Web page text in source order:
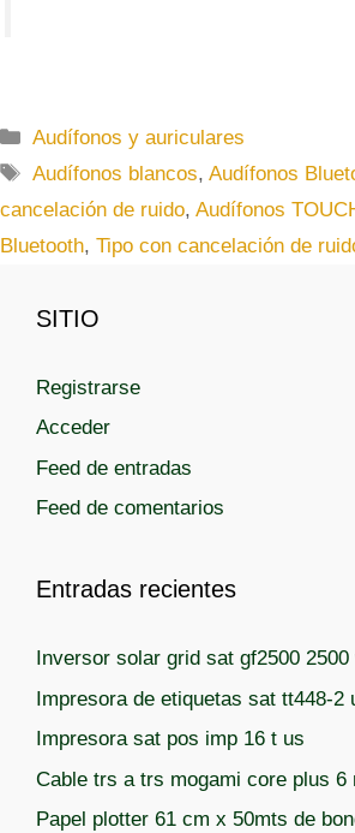
C
a
e
g
r
a
Audífonos y auriculares
E
t
q
e
a
Audífonos blancos,Audífonos
cancelación de ruido, Audífonos
Bluetooth, Tipo con cancelación de
SITIO
Registrarse
Acceder
Feed de entradas
Feed de comentarios
Entradas recientes
Inversor solar grid sat gf2500
Impresora de etiquetas sat tt448-2
Impresora sat pos imp 16 t us
Cable trs a trs mogami core plus 6
Papel plotter 61 cm x 50mts de